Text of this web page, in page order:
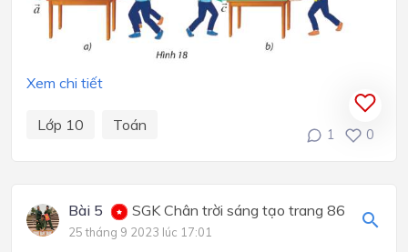
Xem chi tiết
Lớp 10 Toán
1 0
Bài 5 SGK Chân trời sáng tạo trang 86
25 tháng 9 2023 lúc 17:01